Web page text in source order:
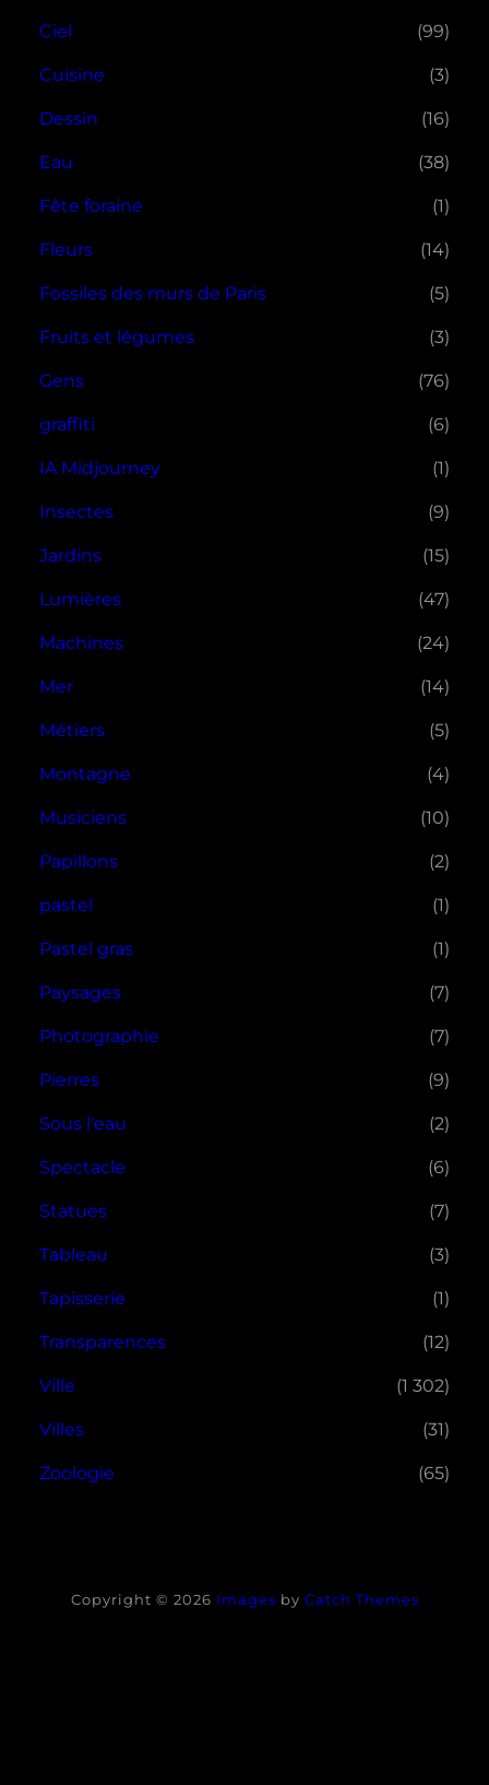
Ciel (99)
Cuisine (3)
Dessin (16)
Eau (38)
Fête foraine (1)
Fleurs (14)
Fossiles des murs de Paris (5)
Fruits et légumes (3)
Gens (76)
graffiti (6)
IA Midjourney (1)
Insectes (9)
Jardins (15)
Lumières (47)
Machines (24)
Mer (14)
Métiers (5)
Montagne (4)
Musiciens (10)
Papillons (2)
pastel (1)
Pastel gras (1)
Paysages (7)
Photographie (7)
Pierres (9)
Sous l'eau (2)
Spectacle (6)
Statues (7)
Tableau (3)
Tapisserie (1)
Transparences (12)
Ville (1 302)
Villes (31)
Zoologie (65)
Copyright © 2026 Images by Catch Themes